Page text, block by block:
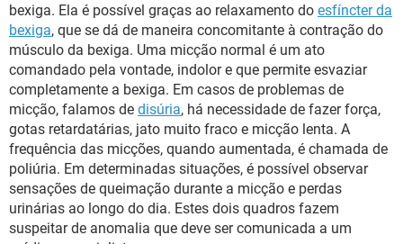
SEXUALIDADE
GLOSSÁRIO
bexiga. Ela é possível graças ao relaxamento do esfíncter da
bexiga, que se dá de maneira concomitante à contração do
músculo da bexiga. Uma micção normal é um ato
comandado pela vontade, indolor e que permite esvaziar
completamente a bexiga. Em casos de problemas de
micção, falamos de disúria, há necessidade de fazer força,
gotas retardatárias, jato muito fraco e micção lenta. A
frequência das micções, quando aumentada, é chamada de
poliúria. Em determinadas situações, é possível observar
sensações de queimação durante a micção e perdas
urinárias ao longo do dia. Estes dois quadros fazem
suspeitar de anomalia que deve ser comunicada a um